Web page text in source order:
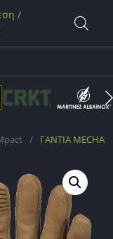
/
/ ΓΑΝΤΙΑ